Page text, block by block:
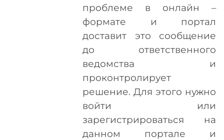
проблеме в онлайн –
формате и портал
доставит это сообщение
до ответственного
ведомства и
проконтролирует
решение. Для этого нужно
войти или
зарегистрироваться на
данном портале и